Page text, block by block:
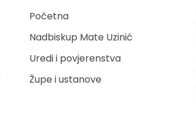
Početna
Nadbiskup Mate Uzinić
Uredi i povjerenstva
Župe i ustanove